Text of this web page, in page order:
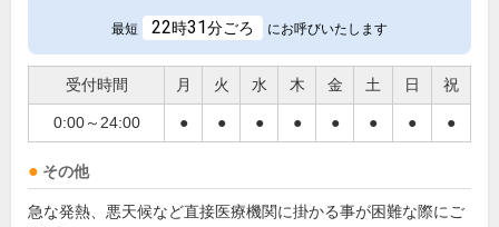
最短 22時31分ごろ にお呼びいたします
受付時間 月 火 水 木 金 土 日 祝
0:00～24:00 ● ● ● ● ● ● ● ●
その他
急な発熱、悪天候など直接医療機関に掛かる事が困難な際にご